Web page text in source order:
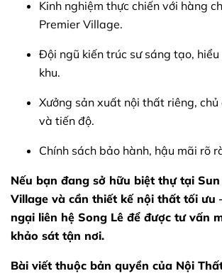
Kinh nghiệm thực chiến với hàng
Premier Village.
Đội ngũ kiến trúc sư sáng tạo,
khu.
Xưởng sản xuất nội thất riêng,
và tiến độ.
Chính sách bảo hành, hậu mãi rõ
Nếu bạn đang sở hữu biệt thự tại
Village và cần thiết kế nội thất tối ưu
ngại liên hệ Song Lê để được tư vấn
khảo sát tận nơi.
Bài viết thuộc bản quyền của Nội